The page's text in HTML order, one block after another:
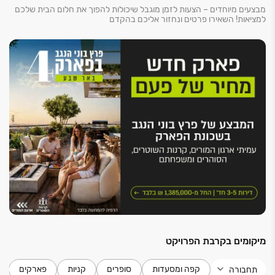
מבצעים מיוחדים – הצעות לזמן מוגבל שיכולות להפוך את חלום הבית שלכם
למציאות! השאירו פרטים ונחזור אליכם בהקדם
מיקומים בקרבת הפרויקט
תחבורה קפה ומסעדות סופרים קניות פארקים